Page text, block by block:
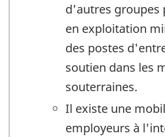
d'autres groupes
en exploitation
des postes
soutien dans les
souterraines.
Il existe une
employeurs à